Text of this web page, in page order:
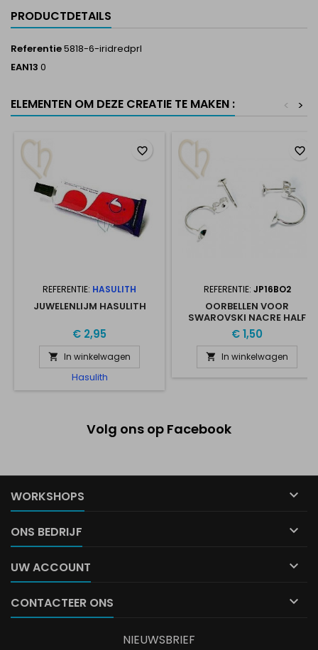
PRODUCTDETAILS
Referentie5818-6-iridredprl
EAN13 0
ELEMENTEN OM DEZE CREATIE TE MAKEN : >
<
REFERENTIE: HASULITH
JUWELENLIJM HASULITH
€ 2,95
 In winkelwagen
Hasulith
favorite_border
REFERENTIE: JP16BO2
OORBELLEN VOOR
SWAROVSKI NACRE HALF
GAATJE
€ 1,50
 In winkelwagen
favorite_border
Volg ons op Facebook
WORKSHOPS 
ONS BEDRIJF 
UW ACCOUNT 
CONTACTEER ONS 
NIEUWSBRIEF